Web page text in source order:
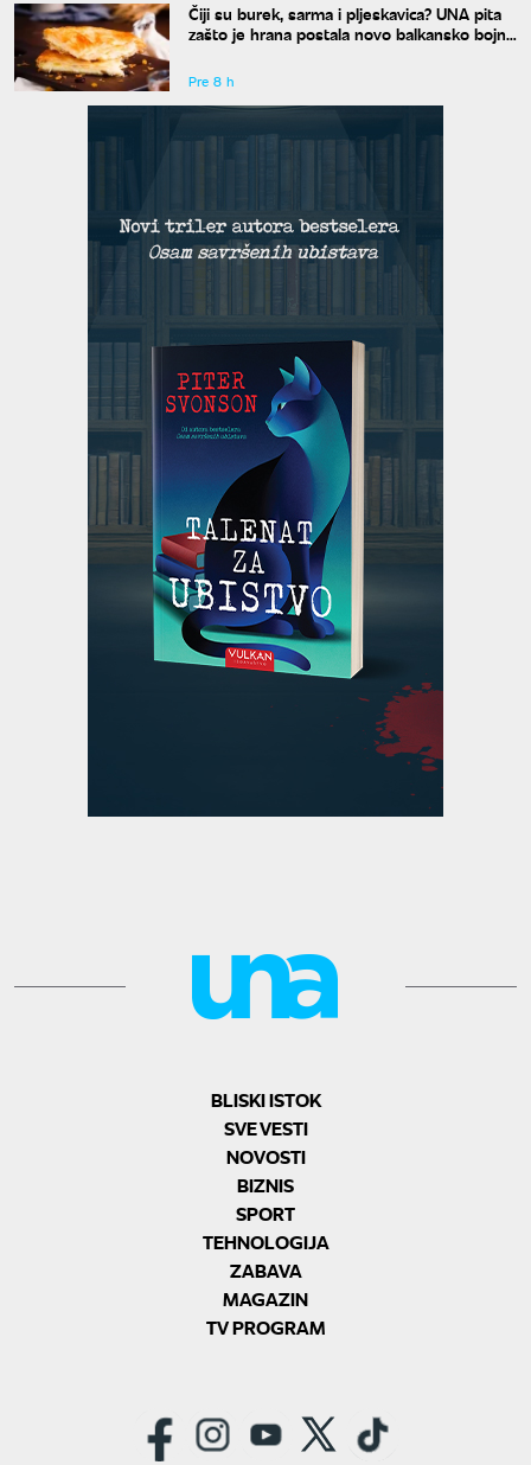
Čiji su burek, sarma i pljeskavica? UNA pita
zašto je hrana postala novo balkansko bojno
Pre 8 h
BLISKI ISTOK
SVE VESTI
NOVOSTI
BIZNIS
SPORT
TEHNOLOGIJA
ZABAVA
MAGAZIN
TV PROGRAM